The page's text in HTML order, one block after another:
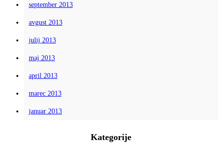
september 2013
avgust 2013
julij 2013
maj 2013
april 2013
marec 2013
januar 2013
Kategorije